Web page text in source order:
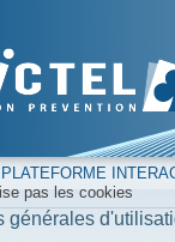
pas les cookies
générales